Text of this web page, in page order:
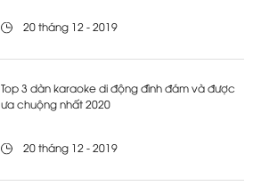
20 tháng 12 - 2019
Top 3 dàn karaoke di động đình đám và được
ưa chuộng nhất 2020
20 tháng 12 - 2019